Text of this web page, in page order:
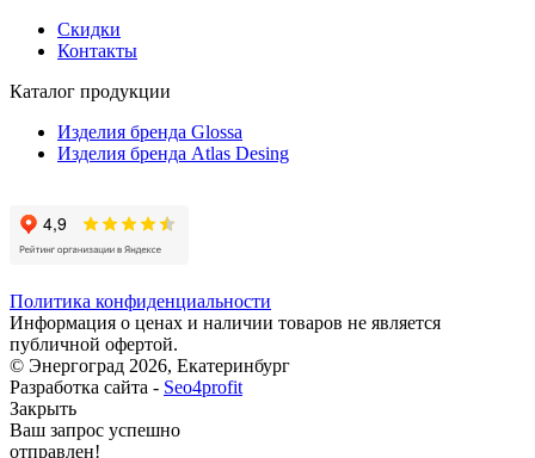
Скидки
Контакты
Каталог продукции
Изделия бренда Glossa
Изделия бренда Atlas Desing
Политика конфиденциальности
Информация о ценах и наличии товаров не является
публичной офертой.
© Энергоград 2026, Екатеринбург
Разработка сайта - Seo4profit
Закрыть
Ваш запрос успешно
отправлен!